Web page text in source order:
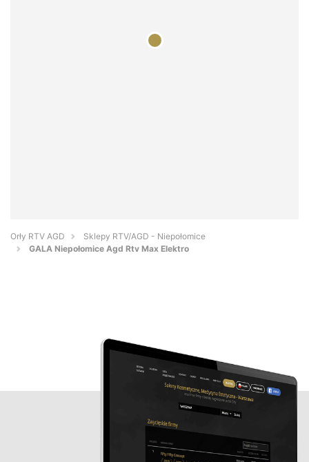
Orły RTV AGD
Sklepy RTV/AGD - Niepołomice
GALA Niepołomice Agd Rtv Max Elektro